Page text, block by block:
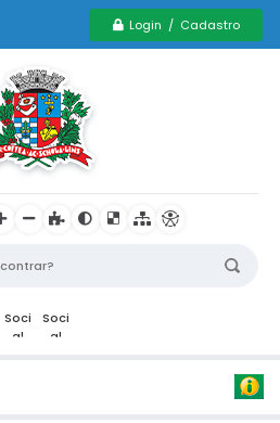
Login / Cadastro